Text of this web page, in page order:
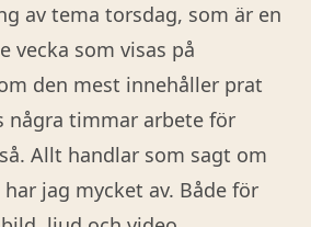
av tema torsdag, som är en
vecka som visas på
den mest innehåller prat
några timmar arbete för
Allt handlar som sagt om
jag mycket av. Både för